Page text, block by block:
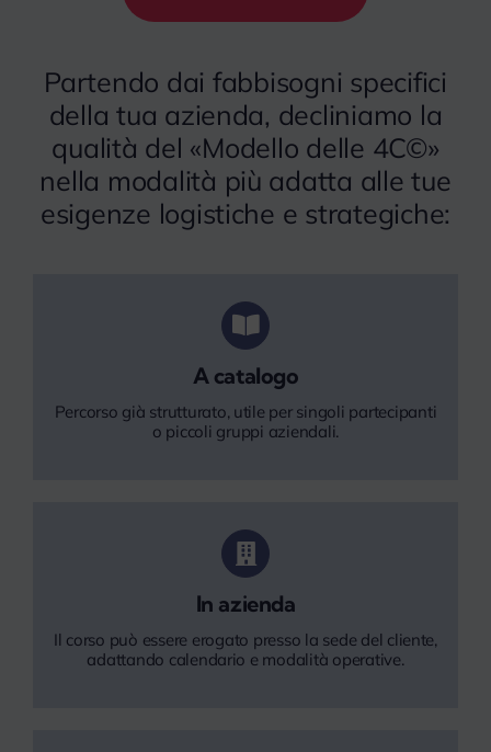
Partendo dai fabbisogni specifici
della tua azienda, decliniamo la
qualità del «Modello delle 4C©»
nella modalità più adatta alle tue
esigenze logistiche e strategiche:
A catalogo
Percorso già strutturato, utile per singoli partecipanti
o piccoli gruppi aziendali.
In azienda
Il corso può essere erogato presso la sede del cliente,
adattando calendario e modalità operative.